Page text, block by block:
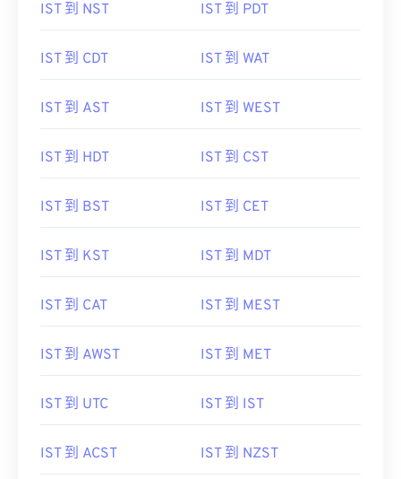
IST 到 NST IST 到 PDT
IST 到 CDT IST 到 WAT
IST 到 AST IST 到 WEST
IST 到 HDT IST 到 CST
IST 到 BST IST 到 CET
IST 到 KST IST 到 MDT
IST 到 CAT IST 到 MEST
IST 到 AWST IST 到 MET
IST 到 UTC IST 到 IST
IST 到 ACST IST 到 NZST